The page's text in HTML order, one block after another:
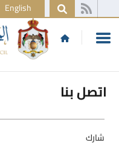
English
اتصل بنا
شارك